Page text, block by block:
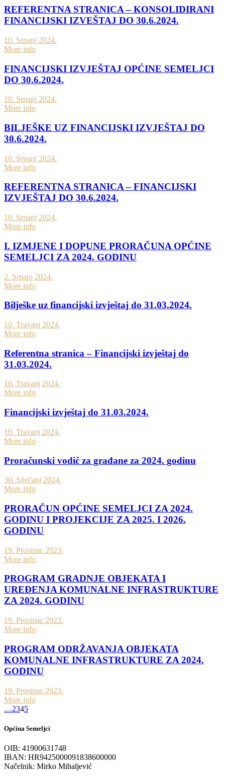
REFERENTNA STRANICA – KONSOLIDIRANI
FINANCIJSKI IZVEŠTAJ DO 30.6.2024.
10. Srpanj 2024.
More info
FINANCIJSKI IZVJEŠTAJ OPĆINE SEMELJCI
DO 30.6.2024.
10. Srpanj 2024.
More info
BILJEŠKE UZ FINANCIJSKI IZVJEŠTAJ DO
30.6.2024.
10. Srpanj 2024.
More info
REFERENTNA STRANICA – FINANCIJSKI
IZVJEŠTAJ DO 30.6.2024.
10. Srpanj 2024.
More info
I. IZMJENE I DOPUNE PRORAČUNA OPĆINE
SEMELJCI ZA 2024. GODINU
2. Srpanj 2024.
More info
Bilješke uz financijski izvještaj do 31.03.2024.
10. Travanj 2024.
More info
Referentna stranica – Financijski izvještaj do
31.03.2024.
10. Travanj 2024.
More info
Financijski izvještaj do 31.03.2024.
10. Travanj 2024.
More info
Proračunski vodič za građane za 2024. godinu
30. Siječanj 2024.
More info
PRORAČUN OPĆINE SEMELJCI ZA 2024.
GODINU I PROJEKCIJE ZA 2025. I 2026.
GODINU
19. Prosinac 2023.
More info
PROGRAM GRADNJE OBJEKATA I
UREĐENJA KOMUNALNE INFRASTRUKTURE
ZA 2024. GODINU
19. Prosinac 2023.
More info
PROGRAM ODRŽAVANJA OBJEKATA
KOMUNALNE INFRASTRUKTURE ZA 2024.
GODINU
19. Prosinac 2023.
More info
…2345
Općina Semeljci
OIB: 41900631748
IBAN: HR9425000091838600000
Načelnik: Mirko Mihaljević